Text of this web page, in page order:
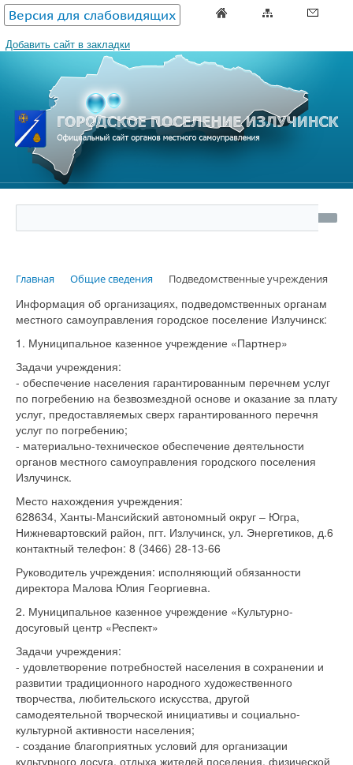
Версия для слабовидящих
Добавить сайт в закладки
Главная Общие сведения Подведомственные учреждения
Информация об организациях, подведомственных органам
местного самоуправления городское поселение Излучинск:
1. Муниципальное казенное учреждение «Партнер»
Задачи учреждения:
- обеспечение населения гарантированным перечнем услуг
по погребению на безвозмездной основе и оказание за плату
услуг, предоставляемых сверх гарантированного перечня
услуг по погребению;
- материально-техническое обеспечение деятельности
органов местного самоуправления городского поселения
Излучинск.
Место нахождения учреждения:
628634, Ханты-Мансийский автономный округ – Югра,
Нижневартовский район, пгт. Излучинск, ул. Энергетиков, д.6
контактный телефон: 8 (3466) 28-13-66
Руководитель учреждения: исполняющий обязанности
директора Малова Юлия Георгиевна.
2. Муниципальное казенное учреждение «Культурно-
досуговый центр «Респект»
Задачи учреждения:
- удовлетворение потребностей населения в сохранении и
развитии традиционного народного художественного
творчества, любительского искусства, другой
самодеятельной творческой инициативы и социально-
культурной активности населения;
- создание благоприятных условий для организации
культурного досуга, отдыха жителей поселения, физической